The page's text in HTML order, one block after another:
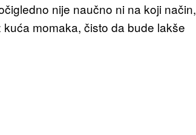
nije naučno ni na koji način,
momaka, čisto da bude lakše